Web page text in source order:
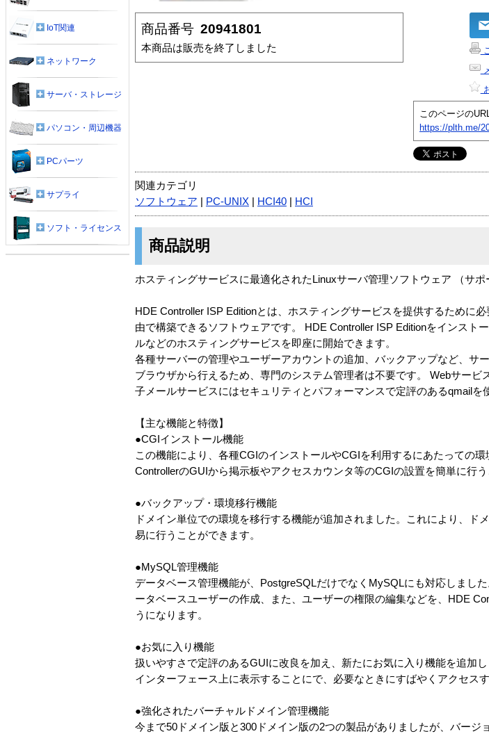
商品番号 20941801
本商品は販売を終了しました
このページのURL
https://plth.me/
関連カテゴリ
ソフトウェア
PC-UNIX HCI40 HCI
商品説明
ホスティングサービスに最適化されたLinuxサーバ管理ソフトウェア （サポ
HDE Controller ISP Editionとは、ホスティングサービスを提供するために
由で構築できるソフトウェアです。 HDE Controller ISP Editionをインスト
ルなどのホスティングサービスを即座に開始できます。
各種サーバーの管理やユーザーアカウントの追加、バックアップなど、サ
ブラウザから行えるため、専門のシステム管理者は不要です。 Webサー
子メールサービスにはセキュリティとパフォーマンスで定評のあるqmailを
【主な機能と特徴】
●CGIインストール機能
この機能により、各種CGIのインストールやCGIを利用するにあたっての
ControllerのGUIから掲示板やアクセスカウンタ等のCGIの設置を簡単に行う
●バックアップ・環境移行機能
ドメイン単位での環境を移行する機能が追加されました。これにより、ド
易に行うことができます。
●MySQL管理機能
データベース管理機能が、PostgreSQLだけでなくMySQLにも対応しまし
ータベースユーザーの作成、また、ユーザーの権限の編集などを、HDE
うになります。
●お気に入り機能
扱いやすさで定評のあるGUIに改良を加え、新たにお気に入り機能を追加
インターフェース上に表示することにで、必要なときにすばやくアクセス
●強化されたバーチャルドメイン管理機能
今まで50ドメイン版と300ドメイン版の2つの製品がありましたが、バージ
IoT関連
ネットワーク
サーバ・ストレージ
パソコン・周辺機器
PCパーツ
サプライ
ソフト・ライセンス